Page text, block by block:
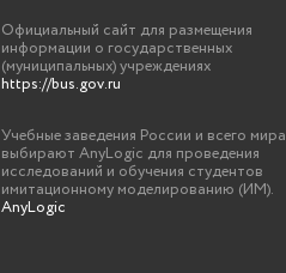
Официальный сайт для размещения
информации о государственных
(муниципальных) учреждениях
https://bus.gov.ru
Учебные заведения России и всего мира
выбирают AnyLogic для проведения
исследований и обучения студентов
имитационному моделированию (ИМ).
AnyLogic